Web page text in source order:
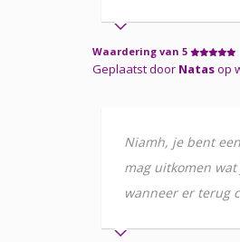
Waardering van 5
Geplaatst door Natasop
Niamh, je bent
mag uitkomen
wanneer er terug